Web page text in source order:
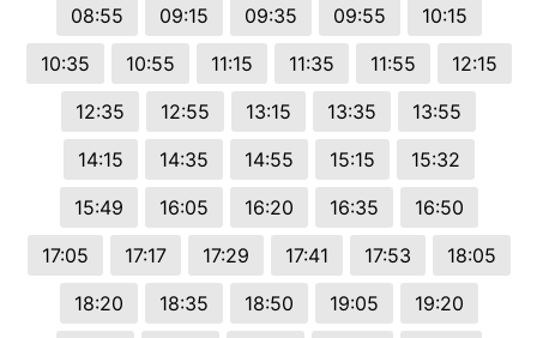
08:55
09:15 09:35 09:55
10:15
10:35
10:55 11:15 11:35 11:55
12:15
12:35
12:55 13:15 13:35
13:55
14:15
14:35 14:55 15:15
15:32
15:49
16:05 16:20 16:35
16:50
17:05
17:17 17:29 17:41 17:53
18:05
18:20
18:35 18:50 19:05
19:20